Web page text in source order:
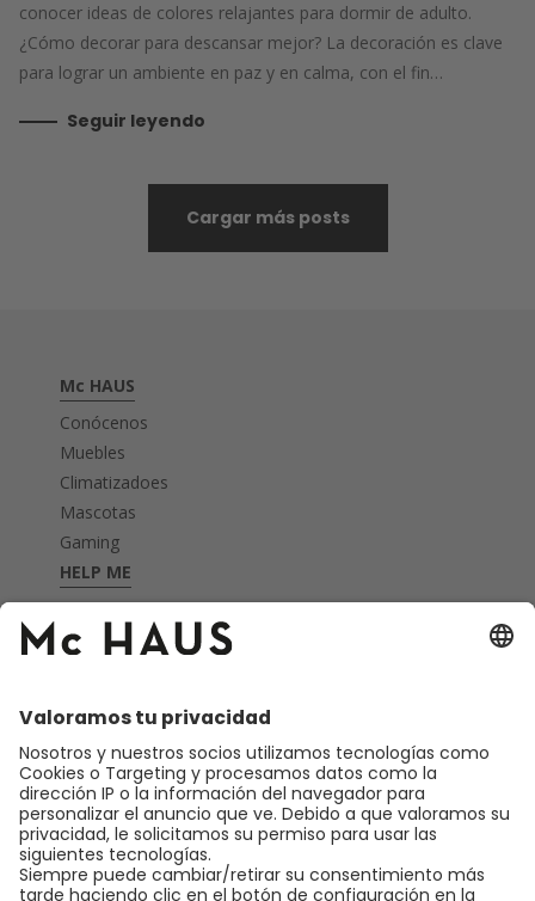
conocer ideas de colores relajantes para dormir de adulto.
¿Cómo decorar para descansar mejor? La decoración es clave
para lograr un ambiente en paz y en calma, con el fin…
Seguir leyendo
Cargar más posts
Mc HAUS
Conócenos
Muebles
Climatizadoes
Mascotas
Gaming
HELP ME
FAQ's
Garantía
Privacidad
CONTACTO
Atención telefonica
10:00h - 13:00h
977 83 83 69
hola@mc-haus.com